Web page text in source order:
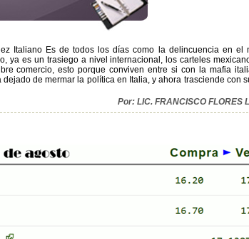
Italiano Es de todos los días como la delincuencia en el
ya es un trasiego a nivel internacional, los carteles
comercio, esto porque conviven entre si con la mafia
de mermar la política en Italia, y ahora trasciende con
Por: LIC. FRANCISCO FLORES